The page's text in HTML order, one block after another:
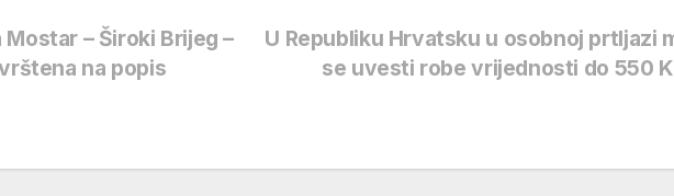
U Republiku Hrvatsku u osobnoj prtljazi
se uvesti robe vrijednosti do 550
– Široki Brijeg –
na popis